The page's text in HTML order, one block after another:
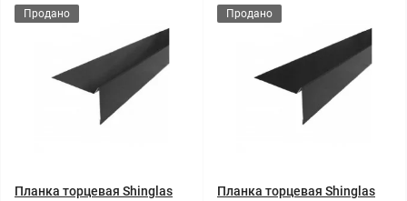
Продано
Планка торцевая Shinglas
Продано
Планка торцевая Shinglas